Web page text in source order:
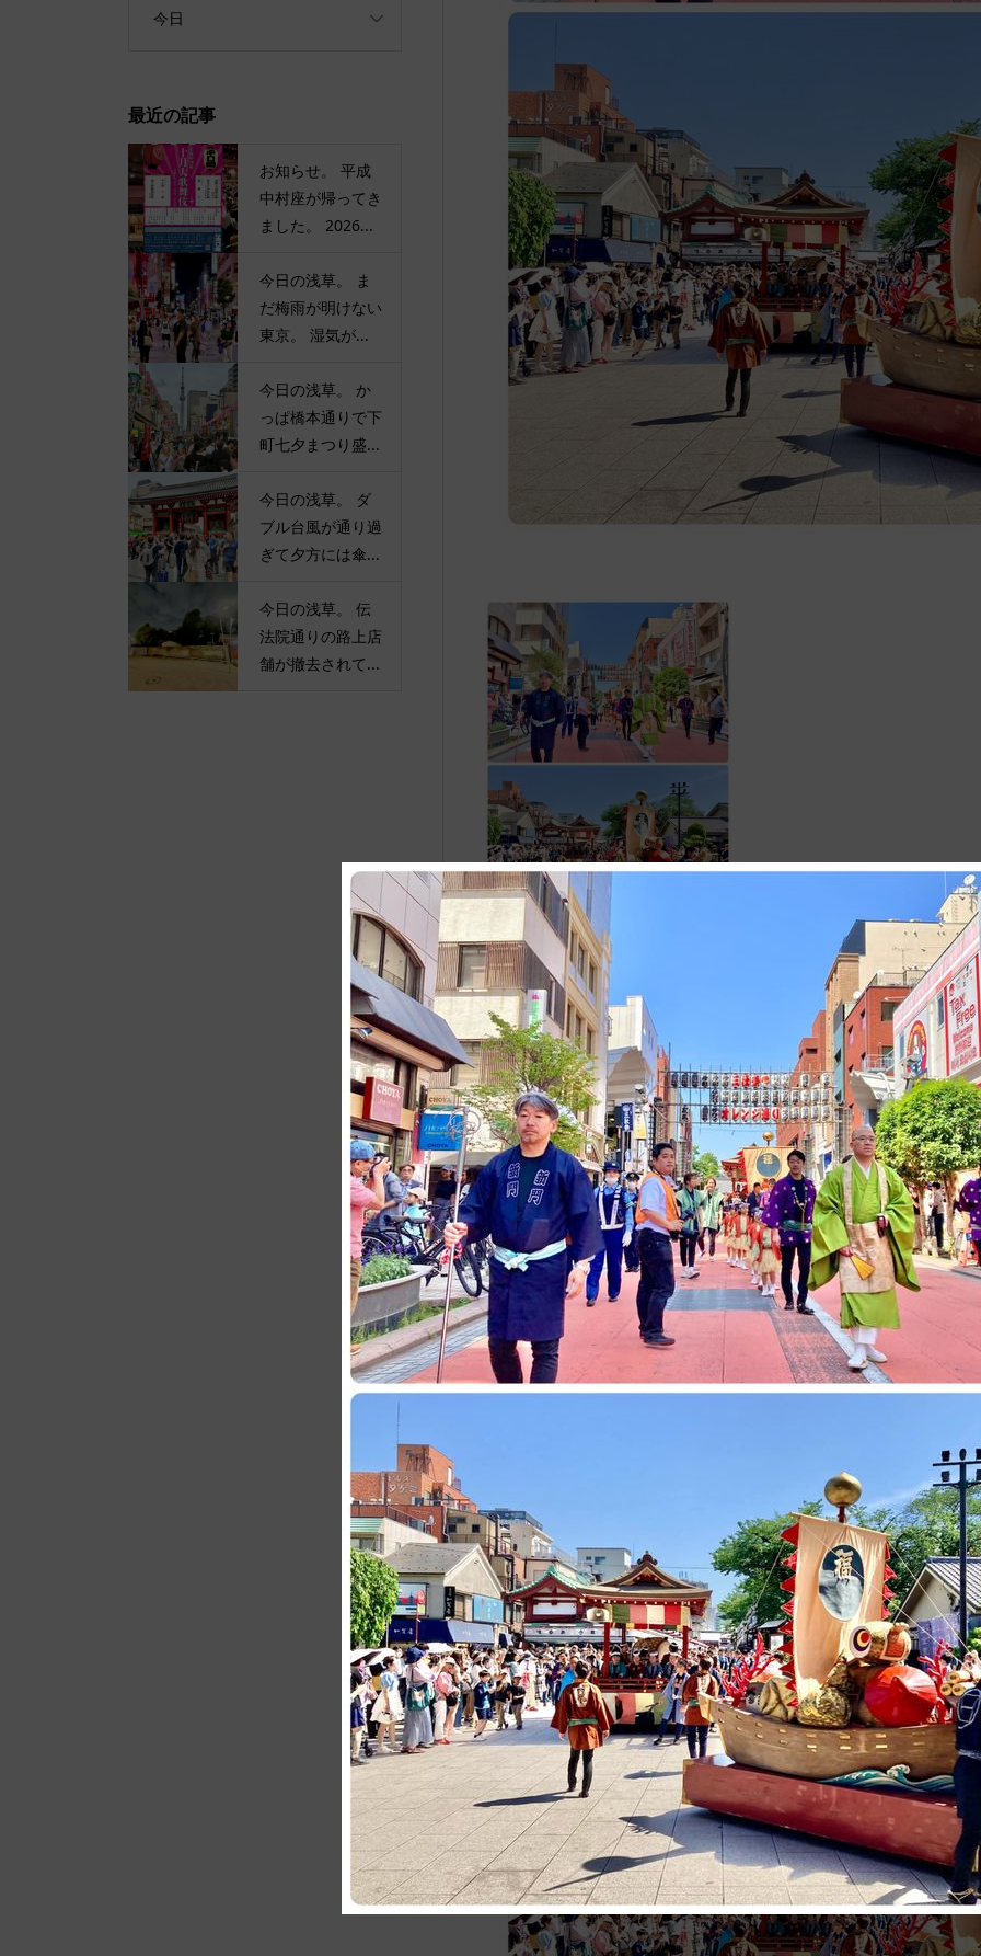
Tweet Share
今日
最近の記事
お知らせ。 平成
中村座が帰ってき
ました。 2026...
今日の浅草。 ま
だ梅雨が明けない
東京。 湿気が...
今日の浅草。 か
っぱ橋本通りで下
町七夕まつり盛...
今日の浅草。 ダ
ブル台風が通り過
ぎて夕方には傘...
今日の浅草。 伝
法院通りの路上店
舗が撤去されて...